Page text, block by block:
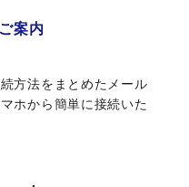
案内
方法をまとめたメール
ホから簡単に接続いた